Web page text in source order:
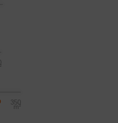
350
m²